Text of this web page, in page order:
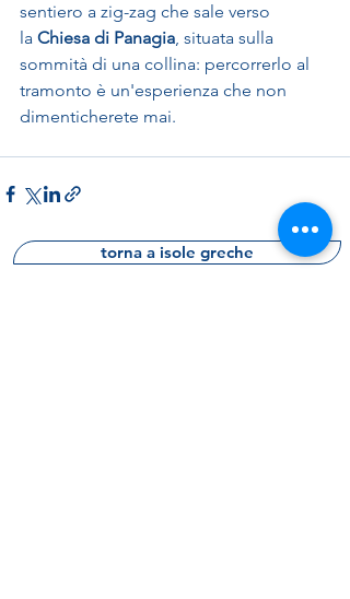
sentiero a zig-zag che sale verso
la Chiesa di Panagia, situata sulla
sommità di una collina: percorrerlo al
tramonto è un'esperienza che non
dimenticherete mai.
torna a isole greche